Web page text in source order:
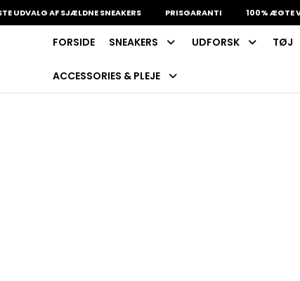
AF SJÆLDNE SNEAKERS PRISGARANTI 100% ÆGTE VARER
FORSIDE SNEAKERS UDFORSK TØJ
ACCESSORIES & PLEJE
INDKØBSKURV
Din kurv er tom.